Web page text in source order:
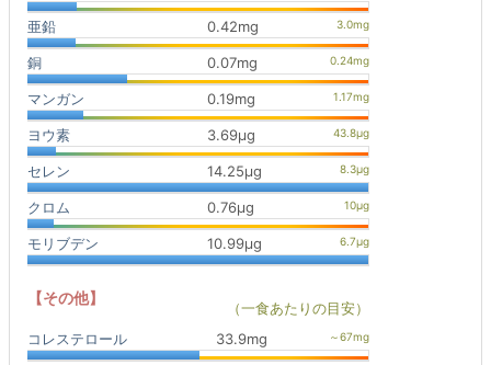
亜鉛 0.42mg
銅 0.07mg
マンガン 0.19mg
ヨウ素 3.69μg
セレン 14.25μg
クロム 0.76μg
モリブデン 10.99μg
【その他】
（一食あたりの目安）
コレステロール
33.9mg